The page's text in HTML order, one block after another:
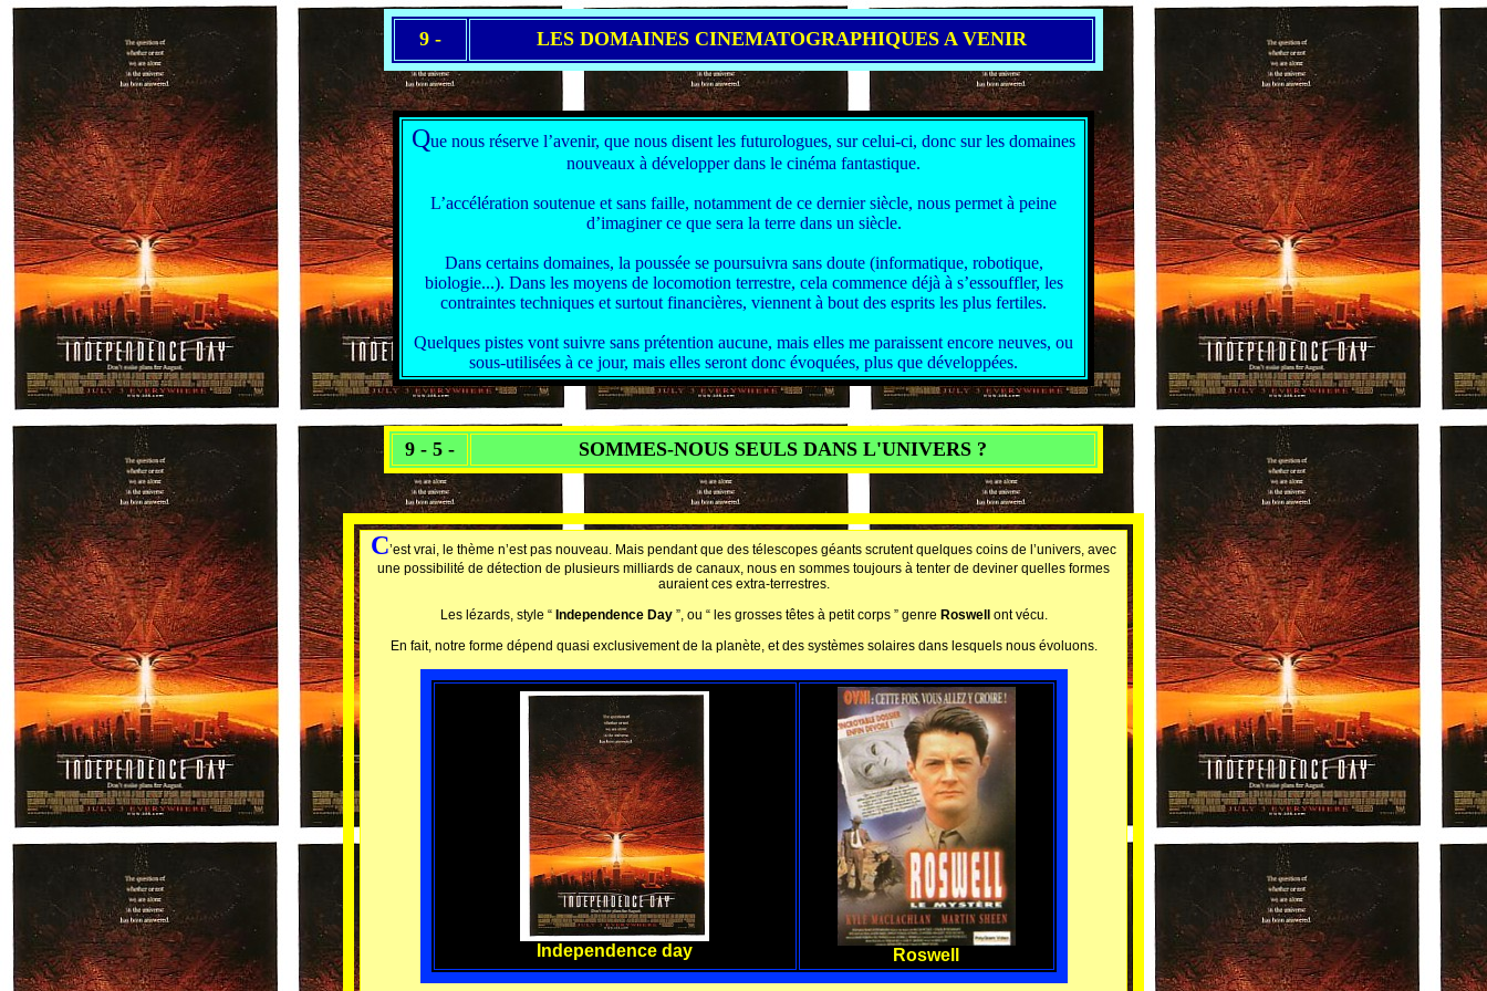
9 - LES DOMAINES CINEMATOGRAPHIQUES A VENIR
Que nous réserve l’avenir, que nous disent les futurologues, sur celui-ci, donc sur les domaines
nouveaux à développer dans le cinéma fantastique.
L’accélération soutenue et sans faille, notamment de ce dernier siècle, nous permet à peine
d’imaginer ce que sera la terre dans un siècle.
Dans certains domaines, la poussée se poursuivra sans doute (informatique, robotique,
biologie...). Dans les moyens de locomotion terrestre, cela commence déjà à s’essouffler, les
contraintes techniques et surtout financières, viennent à bout des esprits les plus fertiles.
Quelques pistes vont suivre sans prétention aucune, mais elles me paraissent encore neuves, ou
sous-utilisées à ce jour, mais elles seront donc évoquées, plus que développées.
9 - 5 - SOMMES-NOUS SEULS DANS L'UNIVERS ?
C’est vrai, le thème n’est pas nouveau. Mais pendant que des télescopes géants scrutent quelques coins de l’univers, avec
une possibilité de détection de plusieurs milliards de canaux, nous en sommes toujours à tenter de deviner quelles formes
auraient ces extra-terrestres.
Les lézards, style “ Independence Day ”, ou “ les grosses têtes à petit corps ” genre Roswell
ont vécu.
En fait, notre forme dépend quasi exclusivement de la planète, et des systèmes solaires dans lesquels nous évoluons.
Independence day Roswell